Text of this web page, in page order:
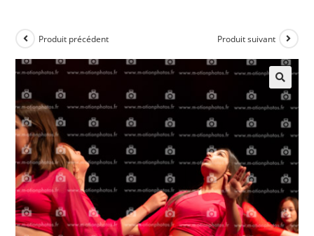
Produit précédent Produit suivant